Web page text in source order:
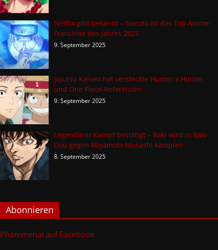
Netflix gibt bekannt – Naruto ist das Top Anime-
Franchise des Jahres 2025
9. September 2025
Jujutsu Kaisen hat versteckte Hunter x Hunter
und One Piece-Referenzen
9. September 2025
Legendärer Kampf bestätigt – Baki wird in Baki-
Dou gegen Miyamoto Musashi kämpfen
8. September 2025
Abonnieren
Phanimenal auf Facebook